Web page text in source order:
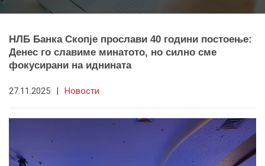
НЛБ Банка Скопје прослави 40 години постоење:
Денес го славиме минатото, но силно сме
фокусирани на иднината
27.11.2025 | Новости